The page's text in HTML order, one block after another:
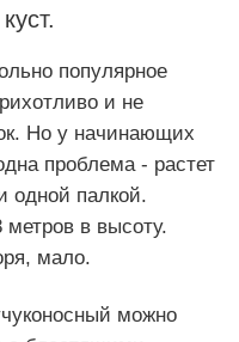
популярное
и не
Но у начинающих
проблема - растет
одной палкой.
в высоту.
мало.
можно